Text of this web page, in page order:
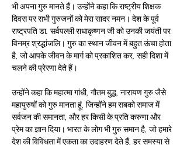
भी अपना गुरु मानते हैं। उन्होंने कहा कि राष्ट्रीय शिक्षक
दिवस पर सभी गुरुजनों को मेरा सादर नमन। देश के पूर्व
राष्ट्रपति डा. सर्वपल्ली राधाकृष्णन जी को उनकी जयंती पर
विनम्र श्रद्धांजलि। गुरु का स्थान जीवन में बहुत ऊंचा होता
है, जो आपके जीवन के मार्ग को प्रकाशित कर, सही दिशा में
चलने की प्रेरणा देते हैं।
उन्होंने कहा कि महात्मा गांधी, गौतम बुद्ध, नारायण गुरु जैसे
महापुरुषों को गुरु मानता हूं, जिन्होंने हम सबको समाज में
सर्वजन की समानता, और हर किसी के प्रति करुणा और
प्रेम का ज्ञान दिया। भारत के लोग भी गुरु समान है, जो हमारे
देश की विविधता में एकता का उदाहरण देते हैं, हर समस्या से